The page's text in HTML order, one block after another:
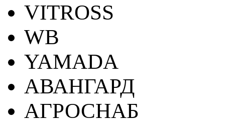
VITROSS
WB
YAMADA
АВАНГАРД
АГРОСНАБ